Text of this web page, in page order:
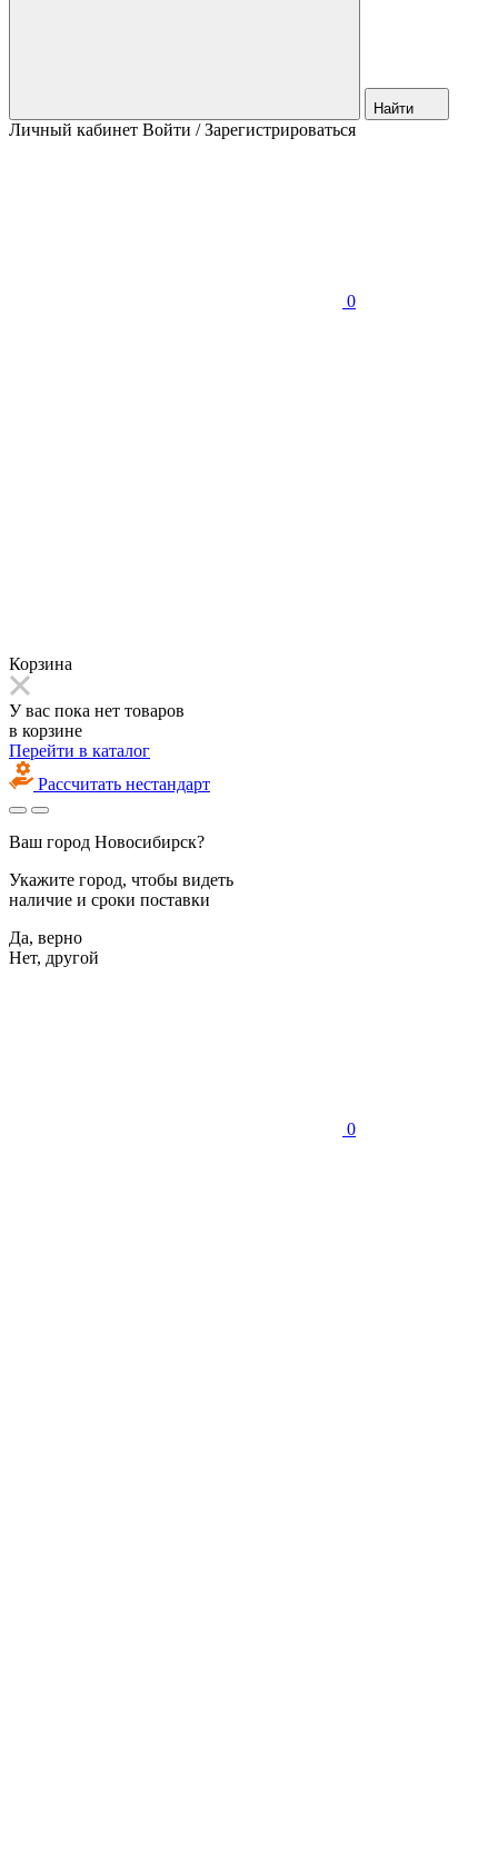
Найти
Личный кабинет Войти / Зарегистрироваться
0
Корзина
У вас пока нет товаров
в корзине
Перейти в каталог
Рассчитать нестандарт
Ваш город Новосибирск?
Укажите город, чтобы видеть
наличие и сроки поставки
Да, верно
Нет, другой
0